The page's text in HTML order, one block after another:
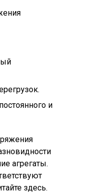
и
агрегаты.
здесь.